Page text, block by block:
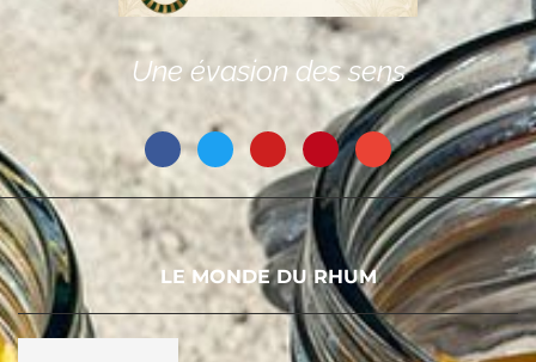
Une évasion des sens
LE MONDE DU RHUM